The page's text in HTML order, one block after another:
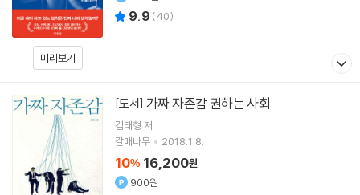
미리보기
9.9 (40)
[도서] 가짜 자존감 권하는 사회
김태형 저
갈매나무
2018.1.8.
10% 16,200원
900원